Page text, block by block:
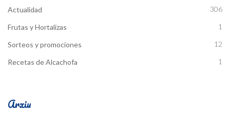
Actualidad 306
Frutas y Hortalizas 1
Sorteos y promociones 12
Recetas de Alcachofa 1
Arxiu